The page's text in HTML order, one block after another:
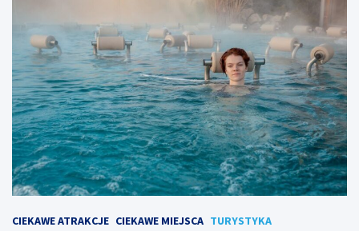
CIEKAWE ATRAKCJE CIEKAWE MIEJSCA TURYSTYKA